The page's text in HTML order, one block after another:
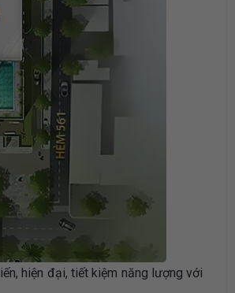
hiện đại, tiết kiệm năng lượng với